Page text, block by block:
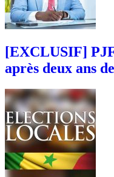
[EXCLUSIF]
après deux ans